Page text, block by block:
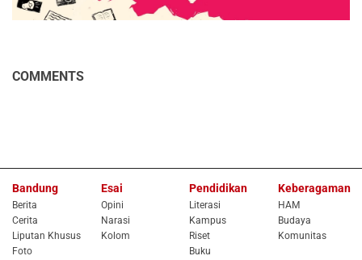
COMMENTS
Bandung
Berita
Cerita
Liputan Khusus
Foto
Esai
Opini
Narasi
Kolom
Pendidikan
Literasi
Kampus
Riset
Buku
Keberagaman
HAM
Budaya
Komunitas